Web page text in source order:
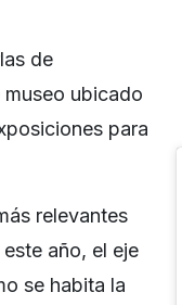
de
ubicado
para
relevantes
año, el eje
se habita la